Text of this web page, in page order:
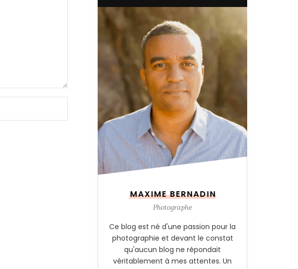
MAXIME BERNADIN
Photographe
Ce blog est né d'une passion pour la
photographie et devant le constat
qu'aucun blog ne répondait
véritablement à mes attentes. Un